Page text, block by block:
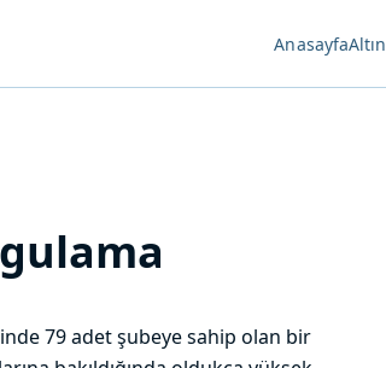
AnasayfaAltın
79 adet şubeye sahip olan bir